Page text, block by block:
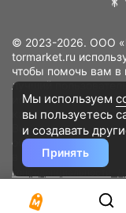
© 2023-2026. ООО
tormarket.ru
чтобы помочь вам в
лучший
использование
качество
Вы не хотите,
обрабатывались,
в своём браузере.
конфиденциальности
Разработано DST
Мы используем
вы пользуетесь
и создавать
Принять